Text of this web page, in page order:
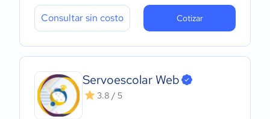
Consultar sin costo Cotizar
Servoescolar Web
3.8 / 5